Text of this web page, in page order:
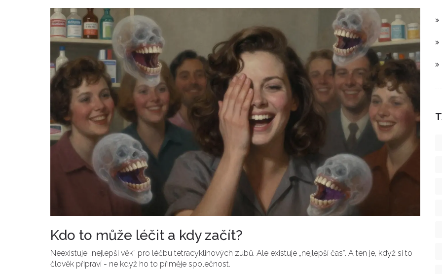
Kdo to může léčit a kdy začít?
Neexistuje „nejlepší věk“ pro léčbu tetracyklinových zubů. Ale existuje „nejlepší čas“. A ten je, když si to
člověk připraví - ne když ho to přiměje společnost.